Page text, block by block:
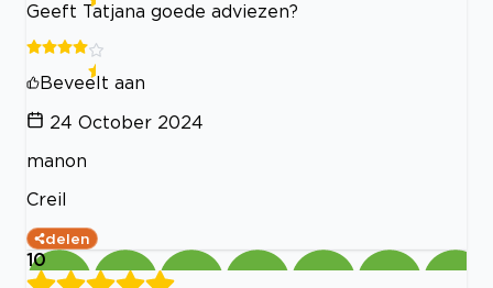
Geeft Tatjana goede adviezen?
Beveelt aan
24 October 2024
manon
Creil
delen
10